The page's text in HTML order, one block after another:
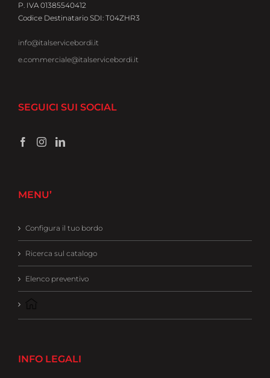
P. IVA 01385540412
Codice Destinatario SDI: T04ZHR3
info@italservicebordi.it
e.commerciale@italservicebordi.it
SEGUICI SUI SOCIAL
MENU’
Configura il tuo bordo
Ricerca sul catalogo
Elenco preventivo
INFO LEGALI